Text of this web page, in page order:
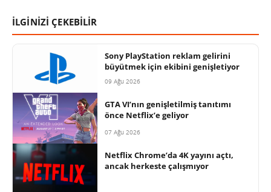
İLGİNİZİ ÇEKEBİLİR
Sony PlayStation reklam gelirini
büyütmek için ekibini genişletiyor
09 Ağu 2026
GTA VI’nın genişletilmiş tanıtımı
önce Netflix’e geliyor
07 Ağu 2026
Netflix Chrome’da 4K yayını açtı,
ancak herkeste çalışmıyor